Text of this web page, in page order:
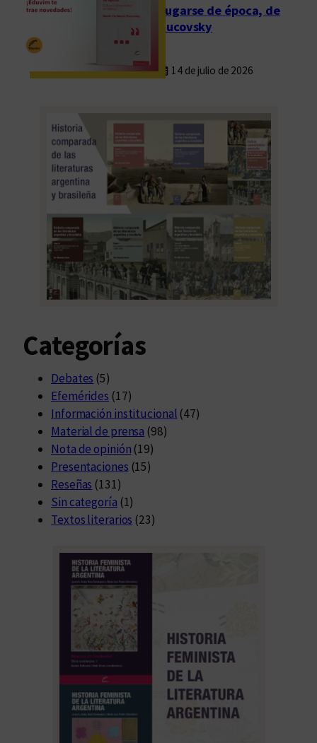
Fugarse de época, de
Rucovsky
14 de julio de 2026
Categorías
Debates (5)
Efemérides (17)
Información institucional (47)
Material de prensa (98)
Nota de opinión (19)
Presentaciones (15)
Reseñas (131)
Sin categoría (1)
Textos literarios (23)